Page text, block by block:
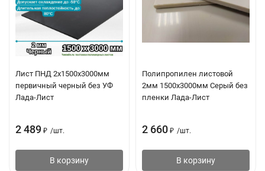
Лист ПНД 2x1500x3000мм
первичный черный без УФ
Лада-Лист
2 489 ₽ /шт.
В корзину
Полипропилен листовой
2мм 1500х3000мм Серый без
пленки Лада-Лист
2 660 ₽ /шт.
В корзину